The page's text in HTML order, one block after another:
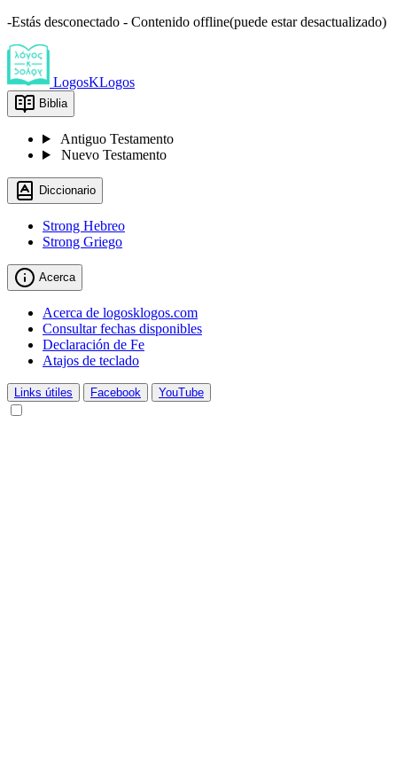
-Estás desconectado - Contenido offline(puede estar desactualizado)
LogosKLogos
Biblia
Antiguo Testamento
Nuevo Testamento
Diccionario
Strong Hebreo
Strong Griego
Acerca
Acerca de logosklogos.com
Consultar fechas disponibles
Declaración de Fe
Atajos de teclado
Links útiles Facebook YouTube